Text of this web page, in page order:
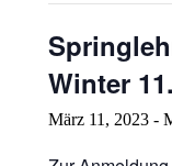
Winter
März 11, 2023 -